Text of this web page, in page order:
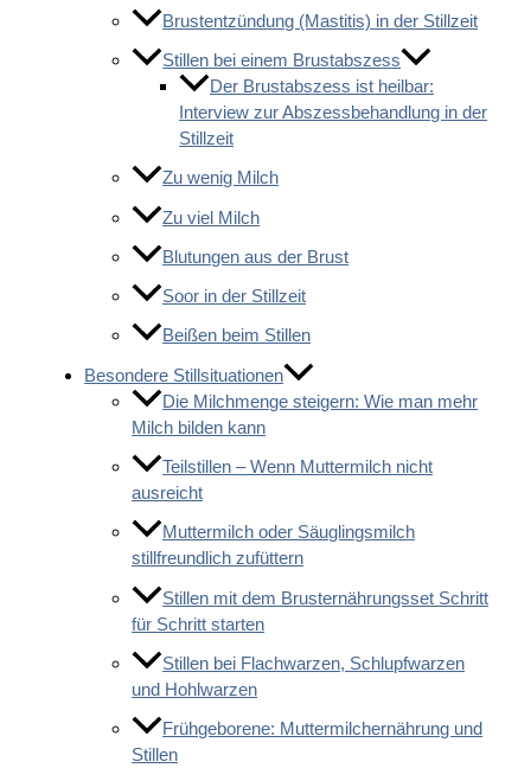
Brustentzündung (Mastitis) in der Stillzeit
Stillen bei einem Brustabszess
Der Brustabszess ist heilbar:
Interview zur Abszessbehandlung in der
Stillzeit
Zu wenig Milch
Zu viel Milch
Blutungen aus der Brust
Soor in der Stillzeit
Beißen beim Stillen
Besondere Stillsituationen
Die Milchmenge steigern: Wie man mehr
Milch bilden kann
Teilstillen – Wenn Muttermilch nicht
ausreicht
Muttermilch oder Säuglingsmilch
stillfreundlich zufüttern
Stillen mit dem Brusternährungsset Schritt
für Schritt starten
Stillen bei Flachwarzen, Schlupfwarzen
und Hohlwarzen
Frühgeborene: Muttermilchernährung und
Stillen